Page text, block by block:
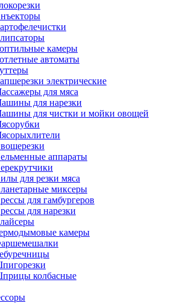
камеры
автоматы
электрические
для мяса
для нарезки
для чистки и мойки овощей
аппараты
для резки мяса
миксеры
для гамбургеров
для нарезки
камеры
колбасные